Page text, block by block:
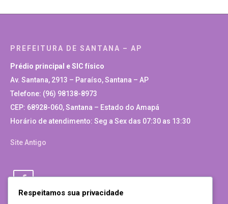
PREFEITURA DE SANTANA – AP
Prédio principal e SIC físico
Av. Santana, 2913 – Paraíso, Santana – AP
Telefone: (96) 98138-8973
CEP: 68928-060, Santana – Estado do Amapá
Horário de atendimento: Seg a Sex das 07:30 as 13:30
Site Antigo
Respeitamos sua privacidade